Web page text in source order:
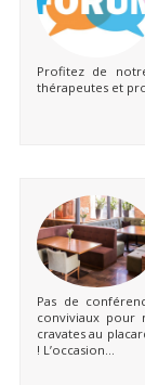
Profitez de
thérapeutes et
Pas de
conviviaux pour
cravates au
! L’occasion...